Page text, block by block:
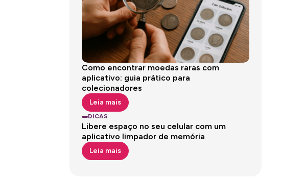
Como encontrar moedas raras com
aplicativo: guia prático para
colecionadores
Leia mais
DICAS
Libere espaço no seu celular com um
aplicativo limpador de memória
Leia mais